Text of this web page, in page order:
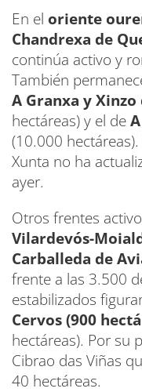
En el oriente
Chandrexa de
continúa activo y
También
A Granxa y
hectáreas) y el de
(10.000
Xunta no ha
ayer.
Otros frentes
Vilardevós-
Carballeda de
frente a las 3.500
estabilizados
Cervos (900
hectáreas). Por su
Cibrao das Viñas
40 hectáreas.